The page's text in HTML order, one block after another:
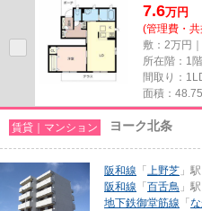
7.6万円
(管理費・
敷：2万円
所在階：1階
間取り：
面積：
賃貸｜マンション ヨーク北条
阪和線 「 上野芝 」
阪和線 「 百舌鳥 」
地下鉄御堂筋線 「